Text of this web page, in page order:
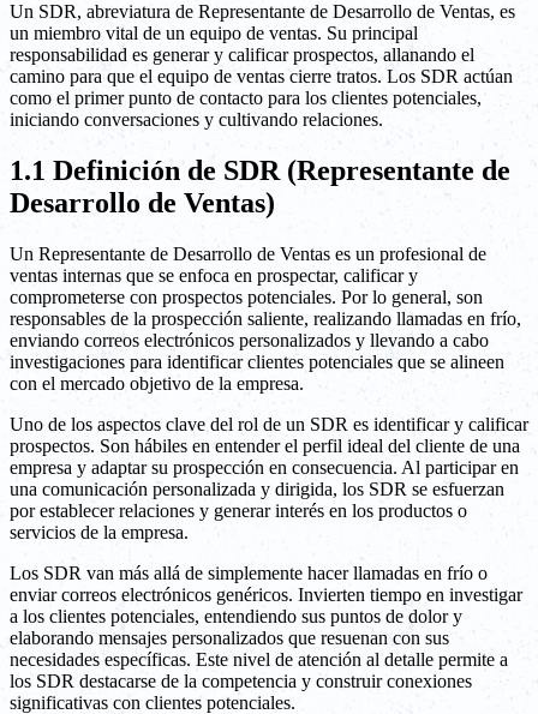
Un SDR, abreviatura de Representante de Desarrollo de Ventas, es
un miembro vital de un equipo de ventas. Su principal
responsabilidad es generar y calificar prospectos, allanando el
camino para que el equipo de ventas cierre tratos. Los SDR actúan
como el primer punto de contacto para los clientes potenciales,
iniciando conversaciones y cultivando relaciones.
1.1 Definición de SDR (Representante de
Desarrollo de Ventas)
Un Representante de Desarrollo de Ventas es un profesional de
ventas internas que se enfoca en prospectar, calificar y
comprometerse con prospectos potenciales. Por lo general, son
responsables de la prospección saliente, realizando llamadas en frío,
enviando correos electrónicos personalizados y llevando a cabo
investigaciones para identificar clientes potenciales que se alineen
con el mercado objetivo de la empresa.
Uno de los aspectos clave del rol de un SDR es identificar y calificar
prospectos. Son hábiles en entender el perfil ideal del cliente de una
empresa y adaptar su prospección en consecuencia. Al participar en
una comunicación personalizada y dirigida, los SDR se esfuerzan
por establecer relaciones y generar interés en los productos o
servicios de la empresa.
Los SDR van más allá de simplemente hacer llamadas en frío o
enviar correos electrónicos genéricos. Invierten tiempo en investigar
a los clientes potenciales, entendiendo sus puntos de dolor y
elaborando mensajes personalizados que resuenan con sus
necesidades específicas. Este nivel de atención al detalle permite a
los SDR destacarse de la competencia y construir conexiones
significativas con clientes potenciales.